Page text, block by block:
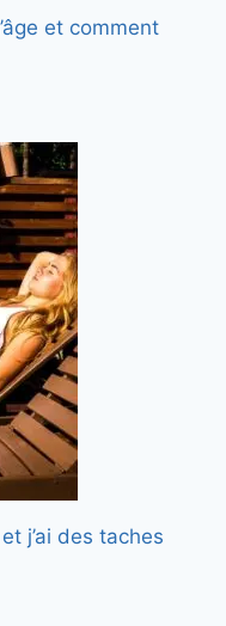
et comment
j’ai des taches